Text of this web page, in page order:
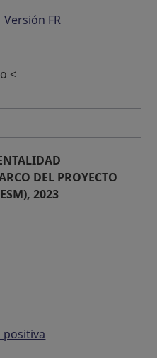
Versión FR
<
DEL PROYECTO
2023
positiva